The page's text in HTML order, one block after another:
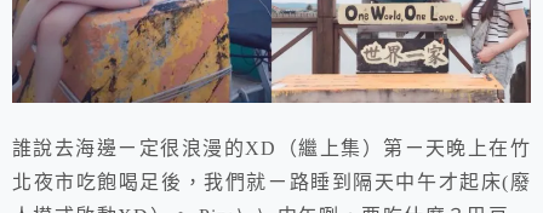
誰說去海邊ㄧ定很浪漫的XD（繼上集）第ㄧ天晚上在竹
北夜市吃飽喝足後，我們就ㄧ路睡到隔天中午才起床(廢